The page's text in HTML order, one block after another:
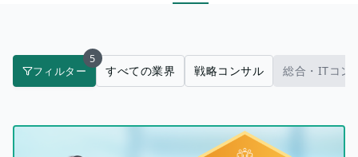
フィルター
5
すべての業界 戦略コンサル 総合・ITコン